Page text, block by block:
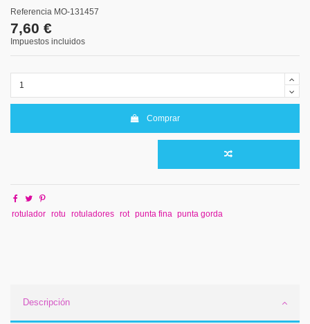
Referencia MO-131457
7,60 €
Impuestos incluidos
Comprar
rotulador rotu rotuladores rot punta fina punta gorda
Descripción